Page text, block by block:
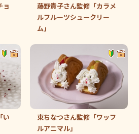
ョ
藤野貴子さん監修「カラメ
ルフルーツシュークリー
ム」
い
東ちなつさん監修「ワッフ
ルアニマル」